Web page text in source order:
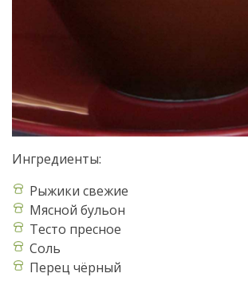
Ингредиенты:
Рыжики свежие
Мясной бульон
Тесто пресное
Соль
Перец чёрный